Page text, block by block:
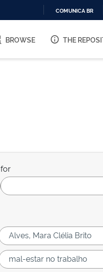
O
COMUNICA BR
BROWSE THE
for